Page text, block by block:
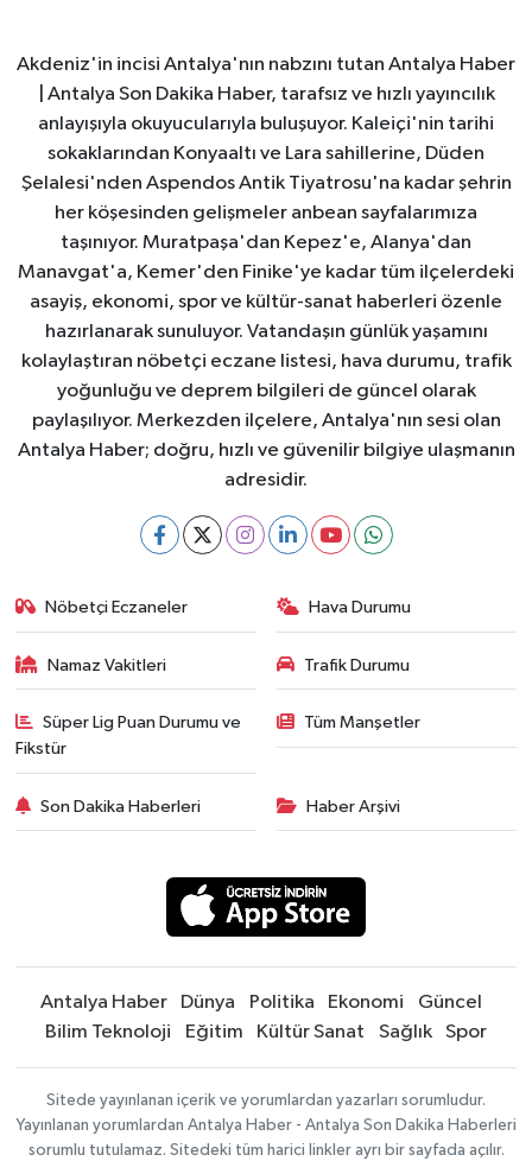
Akdeniz'in incisi Antalya'nın nabzını tutan Antalya Haber
| Antalya Son Dakika Haber, tarafsız ve hızlı yayıncılık
anlayışıyla okuyucularıyla buluşuyor. Kaleiçi'nin tarihi
sokaklarından Konyaaltı ve Lara sahillerine, Düden
Şelalesi'nden Aspendos Antik Tiyatrosu'na kadar şehrin
her köşesinden gelişmeler anbean sayfalarımıza
taşınıyor. Muratpaşa'dan Kepez'e, Alanya'dan
Manavgat'a, Kemer'den Finike'ye kadar tüm ilçelerdeki
asayiş, ekonomi, spor ve kültür-sanat haberleri özenle
hazırlanarak sunuluyor. Vatandaşın günlük yaşamını
kolaylaştıran nöbetçi eczane listesi, hava durumu, trafik
yoğunluğu ve deprem bilgileri de güncel olarak
paylaşılıyor. Merkezden ilçelere, Antalya'nın sesi olan
Antalya Haber; doğru, hızlı ve güvenilir bilgiye ulaşmanın
adresidir.
Nöbetçi Eczaneler Hava Durumu
Namaz Vakitleri Trafik Durumu
Süper Lig Puan Durumu ve
Fikstür
Tüm Manşetler
Son Dakika Haberleri Haber Arşivi
Antalya Haber Dünya Politika Ekonomi
Güncel
Bilim Teknoloji
Eğitim Kültür Sanat Sağlık Spor
Sitede yayınlanan içerik ve yorumlardan yazarları sorumludur.
Yayınlanan yorumlardan Antalya Haber - Antalya Son Dakika Haberleri
sorumlu tutulamaz. Sitedeki tüm harici linkler ayrı bir sayfada açılır.